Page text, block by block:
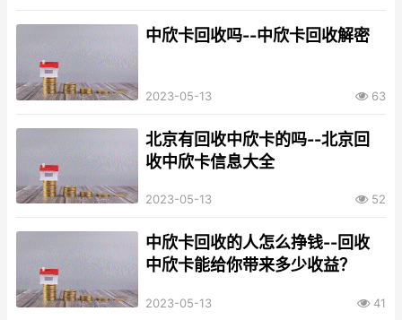
中欣卡回收吗--中欣卡回收解密
2023-05-13 63
北京有回收中欣卡的吗--北京回
收中欣卡信息大全
2023-05-13 52
中欣卡回收的人怎么挣钱--回收
中欣卡能给你带来多少收益？
2023-05-13 41